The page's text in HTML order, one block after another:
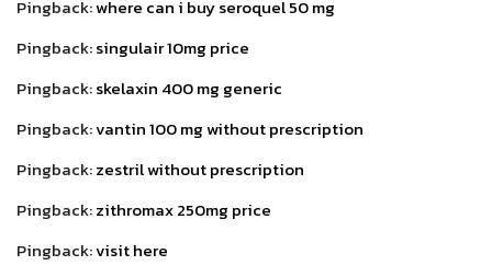
Pingback:where can i buy seroquel 50 mg
Pingback:singulair 10mg price
Pingback:skelaxin 400 mg generic
Pingback:vantin 100 mg without prescription
Pingback:zestril without prescription
Pingback:zithromax 250mg price
Pingback:visit here